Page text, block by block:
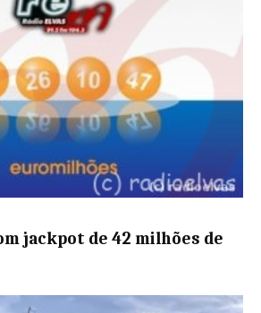
jackpot de 42 milhões de